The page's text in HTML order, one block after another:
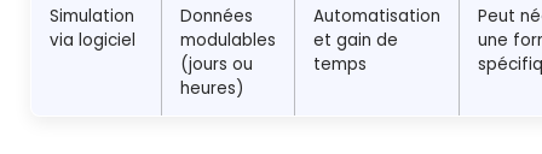
Simulation
via logiciel
Données
modulables
(jours ou
heures)
Automatisation
et gain de
temps
Peut
une